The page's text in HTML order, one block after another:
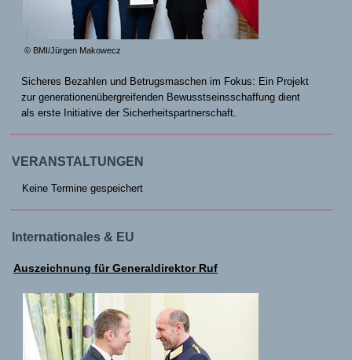
© BMI/Jürgen Makowecz
Sicheres Bezahlen und Betrugsmaschen im Fokus: Ein Projekt
zur generationenübergreifenden Bewusstseinsschaffung dient
als erste Initiative der Sicherheitspartnerschaft.
VERANSTALTUNGEN
Keine Termine gespeichert
Internationales & EU
Auszeichnung für Generaldirektor Ruf